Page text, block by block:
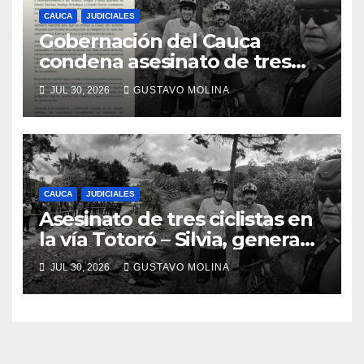
CAUCA JUDICIALES
Gobernación del Cauca
condena asesinato de tres
ciudadanos y exige medidas
urgentes al Gobierno
Nacional
JUL 30, 2026 GUSTAVO MOLINA
CAUCA JUDICIALES
Asesinato de tres ciclistas en
la vía Totoró – Silvia, genera
consternación en el Cauca
JUL 30, 2026 GUSTAVO MOLINA